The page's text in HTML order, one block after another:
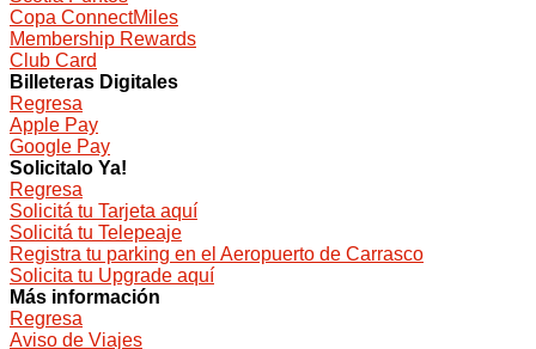
Copa ConnectMiles
Membership Rewards
Club Card
Billeteras Digitales
Regresa
Apple Pay
Google Pay
Solicitalo Ya!
Regresa
Solicitá tu Tarjeta aquí
Solicitá tu Telepeaje
Registra tu parking en el Aeropuerto de Carrasco
Solicita tu Upgrade aquí
Más información
Regresa
Aviso de Viajes